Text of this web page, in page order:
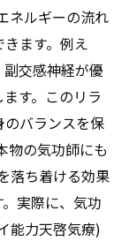
るクンダリ
るエネルギ
的に優るサ
リニーを目
るエネルギ
ネルギーの流れ
ます。例え
交感神経が優
す。このリラ
バランスを保
物の気功師にも
落ち着ける効果
実際に、気功
能力天啓気療)